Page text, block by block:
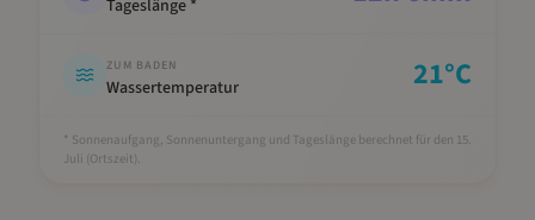
Tageslänge *
ZUM BADEN
Wassertemperatur 21°C
* Sonnenaufgang, Sonnenuntergang und Tageslänge berechnet für den 15.
Juli (Ortszeit).